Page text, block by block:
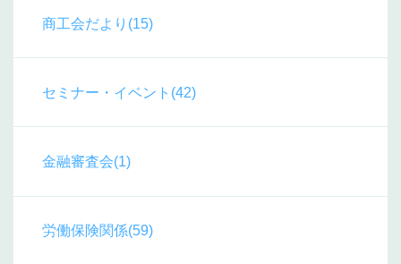
商工会だより(15)
セミナー・イベント(42)
金融審査会(1)
労働保険関係(59)